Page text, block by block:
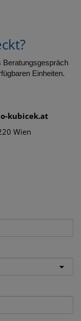
Beratungsgespräch
Einheiten.
kubicek.at
Wien